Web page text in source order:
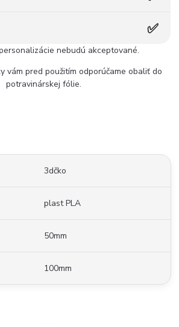
✅
nebudú akceptované.
vám pred použitím odporúčame obaliť do
potravinárskej fólie.
3dčko
plast PLA
50mm
100mm